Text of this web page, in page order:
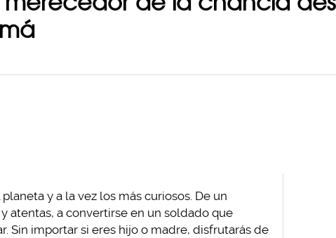
y a la vez los más curiosos. De un
atentas, a convertirse en un soldado que
Sin importar si eres hijo o madre, disfrutarás de